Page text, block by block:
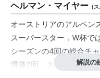
ヘルマン・マイヤー (
オーストリアのアルペン
スーパースター．W杯
シーズンの4回の総合チ
滑降2回、スーパー大回
解説の